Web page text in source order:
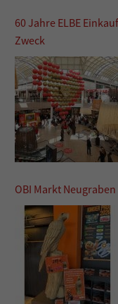
60 Jahre ELBE
Zweck
OBI Markt